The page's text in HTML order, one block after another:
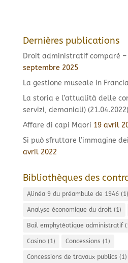
Dernières publications
Droit administratif comparé –
septembre 2025
La gestione museale in Francia
La storia e l’attualità delle
servizi, demaniali) (21.04.2022)
Affare di capi Maori 19 avril
Si può sfruttare l’immagine
avril 2022
Bibliothèques des
Alinéa 9 du préambule de 1946(1)
Analyse économique du droit(1)
Bail emphytéotique administratif
Casino(1) Concessions (1)
Concessions de travaux publics (1)